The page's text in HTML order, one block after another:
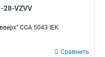
28-VZVV
ССА 5043 IEK
Сравнить